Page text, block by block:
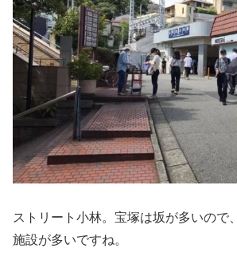
ストリート小林。宝塚は坂が多いので
施設が多いですね。